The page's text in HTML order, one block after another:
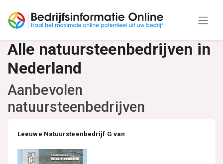
Alle natuursteenbedrijven in
Nederland
Aanbevolen
natuursteenbedrijven
Leeuwe Natuursteenbedrijf G van